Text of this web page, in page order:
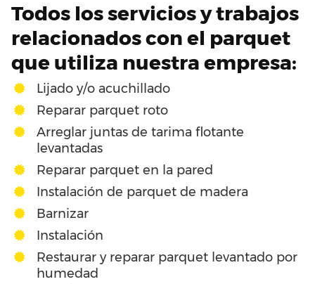
Todos los servicios y trabajos
relacionados con el parquet
que utiliza nuestra empresa:
Lijado y/o acuchillado
Reparar parquet roto
Arreglar juntas de tarima flotante
levantadas
Reparar parquet en la pared
Instalación de parquet de madera
Barnizar
Instalación
Restaurar y reparar parquet levantado por
humedad